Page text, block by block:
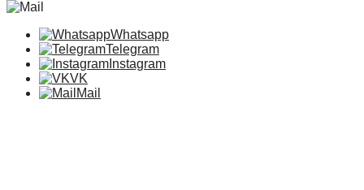
Whatsapp
Telegram
Instagram
VK
Mail